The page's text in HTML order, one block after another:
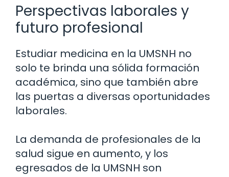
Perspectivas laborales y
futuro profesional
Estudiar medicina en la UMSNH no
solo te brinda una sólida formación
académica, sino que también abre
las puertas a diversas oportunidades
laborales.
La demanda de profesionales de la
salud sigue en aumento, y los
egresados de la UMSNH son